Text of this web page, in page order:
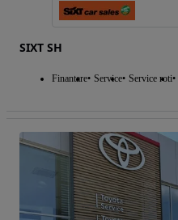
SIXT SH
Finantare Service Service roti